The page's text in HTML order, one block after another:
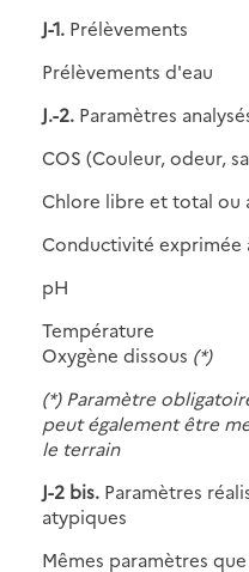
J-1. Prélèvements
Prélèvements d'eau
J.-2. Paramètres
COS (Couleur, odeur,
Chlore libre et total ou
Conductivité exprimée
pH
Température
Oxygène dissous (*)
(*) Paramètre
peut également être
le terrain
J-2 bis. Paramètres
atypiques
Mêmes paramètres